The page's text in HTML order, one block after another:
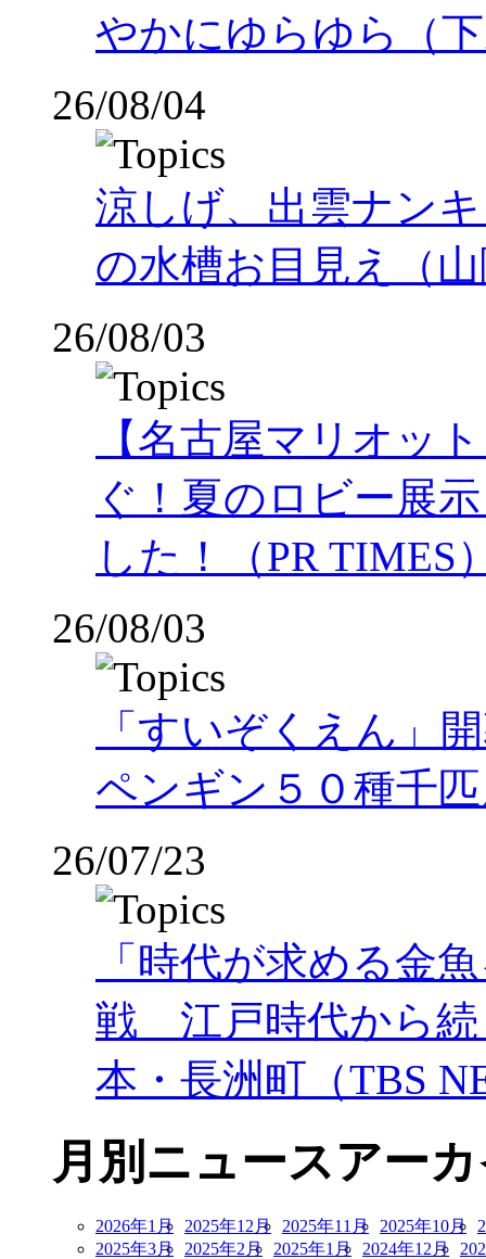
やかにゆらゆら（
26/08/04
涼しげ、出雲ナン
の水槽お目見え（
26/08/03
【名古屋マリオッ
ぐ！夏のロビー展
した！（PR TIMES
26/08/03
「すいぞくえん」
ペンギン５０種千
26/07/23
「時代が求める金
戦 江戸時代から
本・長洲町（TBS
月別ニュースアー
2026年1月 2025年12月 2025年11月 2025年10月
2025年3月
2025年2月 2025年1月 2024年12月